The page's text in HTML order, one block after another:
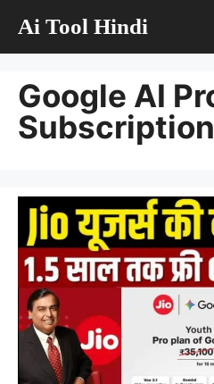
Ai Tool Hindi
Google AI